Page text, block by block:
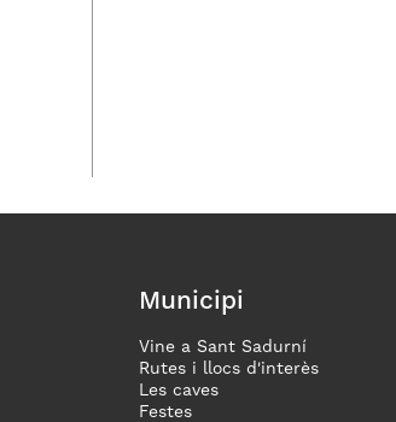
Municipi
Vine a Sant Sadurní
Rutes i llocs d'interès
Les caves
Festes